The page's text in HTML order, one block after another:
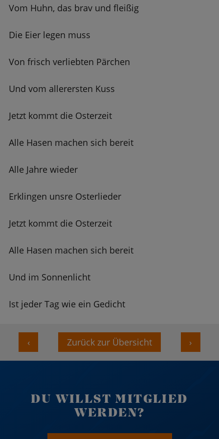
Vom Huhn, das brav und fleißig
Die Eier legen muss
Von frisch verliebten Pärchen
Und vom allerersten Kuss
Jetzt kommt die Osterzeit
Alle Hasen machen sich bereit
Alle Jahre wieder
Erklingen unsre Osterlieder
Jetzt kommt die Osterzeit
Alle Hasen machen sich bereit
Und im Sonnenlicht
Ist jeder Tag wie ein Gedicht
‹ Zurück zur Übersicht ›
DU WILLST MITGLIED
WERDEN?